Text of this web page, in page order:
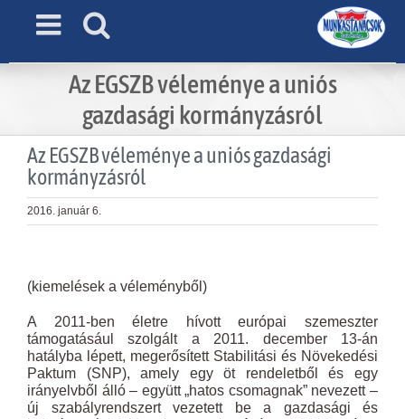
Az EGSZB véleménye a uniós
gazdasági kormányzásról
Az EGSZB véleménye a uniós gazdasági
kormányzásról
2016. január 6.
Image
(kiemelések a véleményből)
A 2011-ben életre hívott európai szemeszter
támogatásául szolgált a 2011. december 13-án
hatályba lépett, megerősített Stabilitási és Növekedési
Paktum (SNP), amely egy öt rendeletből és egy
irányelvből álló – együtt „hatos csomagnak” nevezett –
új szabályrendszert vezetett be a gazdasági és